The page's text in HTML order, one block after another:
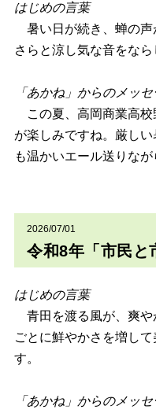
はじめの言葉
暑い日が続き、蝉の声
さらと涼し気な音をなら
「あかね」からのメッ
この夏、高岡商業高校
が楽しみですね。厳し
も温かいエール送りなが
2026/07/01
令和8年「市民と
はじめの言葉
青田を渡る風が、爽や
ごとに鮮やかさを増し
す。
「あかね」からのメッ